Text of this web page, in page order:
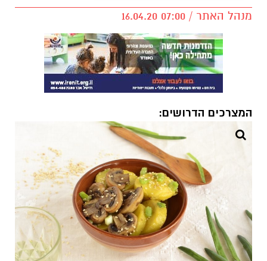
מנהל האתר / 07:00 16.04.20
המצרכים הדרושים: